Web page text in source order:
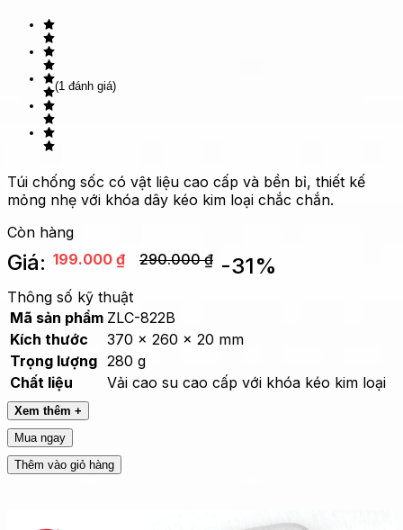
(1 đánh giá)
Túi chống sốc có vật liệu cao cấp và bền bỉ, thiết kế
mỏng nhẹ với khóa dây kéo kim loại chắc chắn.
Còn hàng
Giá: 199.000 ₫ 290.000₫ -31%
Thông số kỹ thuật
Mã sản phẩm ZLC-822B
Kích thước
370 x 260 x 20 mm
Trọng lượng 280 g
Chất liệu
Vải cao su cao cấp với khóa kéo kim loại
Xem thêm +
Mua ngay
Thêm vào giỏ hàng